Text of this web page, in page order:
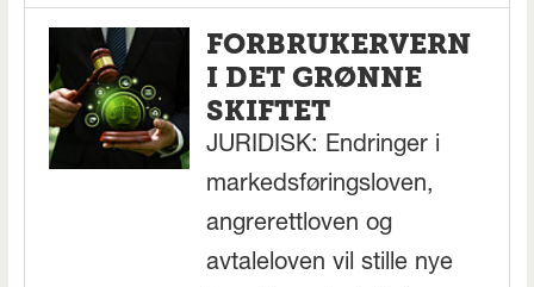
FORBRUKERVERN
I DET GRØNNE
SKIFTET
JURIDISK: Endringer i
markedsføringsloven,
angrerettloven og
avtaleloven vil stille nye